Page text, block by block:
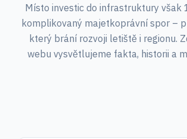
Místo investic do infrastruktury však
komplikovaný majetkoprávní spor –
který brání rozvoji letiště i regionu.
webu vysvětlujeme fakta, historii a